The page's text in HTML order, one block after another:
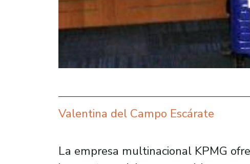
Valentina del Campo Escárate
La empresa multinacional KPMG